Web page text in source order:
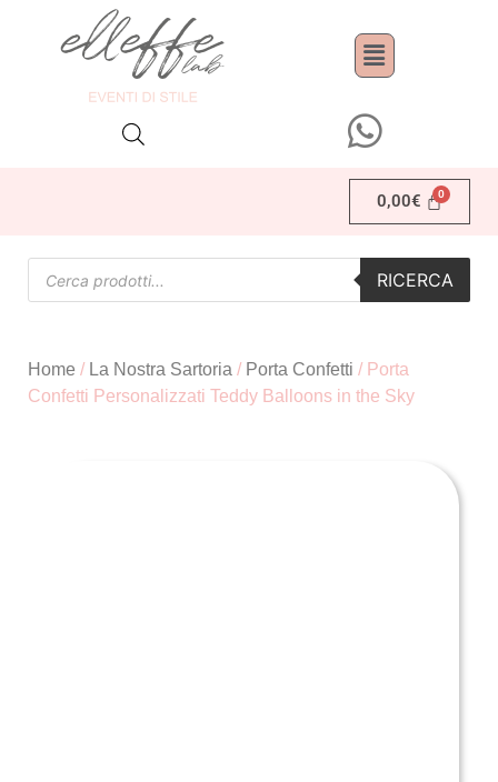
0,00€
RICERCA
Home / La Nostra Sartoria / Porta Confetti / Porta
Confetti Personalizzati Teddy Balloons in the Sky